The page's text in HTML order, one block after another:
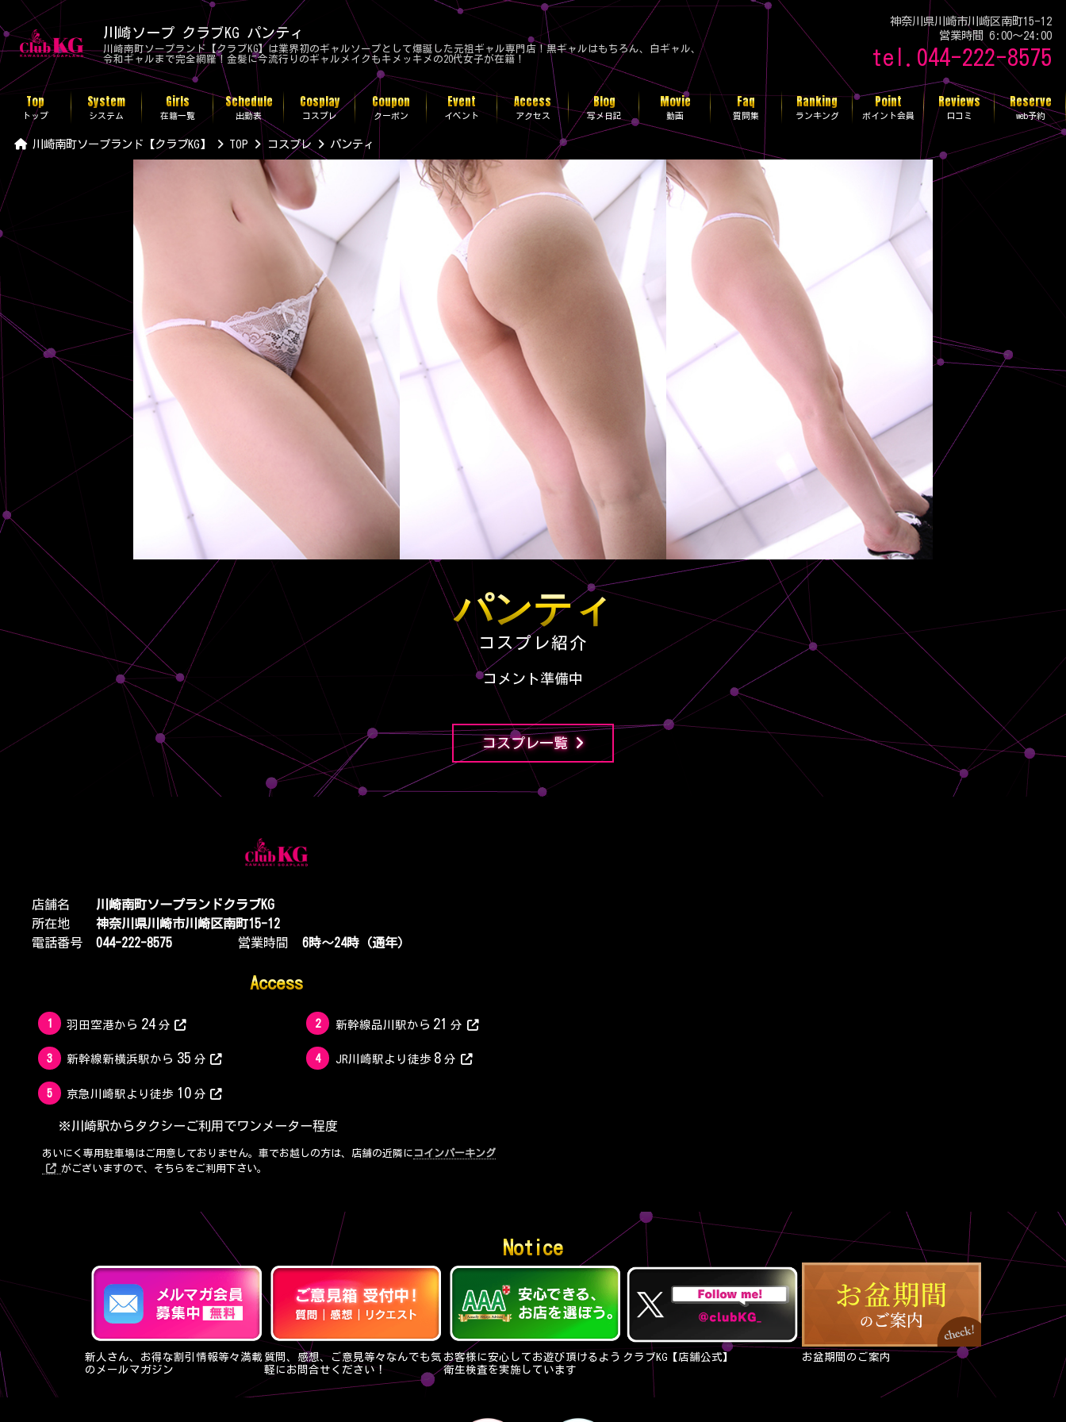
川崎ソープ クラブKG パンティ
川崎南町ソープランド【クラブKG】は業界初のギャルソープとして爆誕した元祖ギャル専門店！黒ギャルはもちろん、白ギャル、
令和ギャルまで完全網羅！金髪に今流行りのギャルメイクもキメッキメの20代女子が在籍！
神奈川県川崎市川崎区南町15-12
営業時間 6:00～24:00
tel. 044-222-8575
Top
トップ
System
システム
Girls
在籍一覧
Schedule
出勤表
Cosplay
コスプレ
Event
イベント
Access
アクセス
Faq
質問集
Ranking
ランキング
Coupon
クーポン
Movie
動画
Blog
写メ日記
Point
ポイント会員
Reserve
web予約
Reviews
口コミ
川崎南町ソープランド【クラブKG】 TOP コスプレ パンティ
パンティ
コスプレ紹介
コメント準備中
コスプレ一覧
店舗名
川崎南町ソープランドクラブKG
所在地
神奈川県川崎市川崎区南町15-12
電話番号
044-222-8575 営業時間 6時～24時（通年）
Access
1 羽田空港から 24 分 2 新幹線品川駅から 21 分
3 新幹線新横浜駅から 35 分 4 JR川崎駅より徒歩 8 分
5 京急川崎駅より徒歩 10 分
※川崎駅からタクシーご利用でワンメーター程度
あいにく専用駐車場はご用意しておりません。車でお越しの方は、店舗の近隣に コインパーキング
がございますので、そちらをご利用下さい。
Notice
新人さん、お得な割引情報等々満載
のメールマガジン
質問、感想、ご意見等々なんでも気
軽にお問合せください！
お客様に安心してお遊び頂けるよう
衛生検査を実施しています
クラブKG【店舗公式】 お盆期間のご案内